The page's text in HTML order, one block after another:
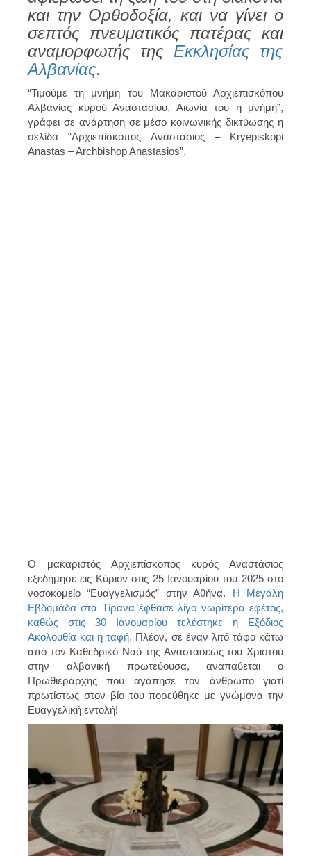
και την Ορθοδοξία, και να γίνει ο
σεπτός πνευματικός πατέρας και
αναμορφωτής της Εκκλησίας της
Αλβανίας.
“Τιμούμε τη μνήμη του Μακαριστού Αρχιεπισκόπου
Αλβανίας κυρού Αναστασίου. Αιωνία του η μνήμη”,
γράφει σε ανάρτηση σε μέσο κοινωνικής δικτύωσης η
σελίδα “Αρχιεπίσκοπος Αναστάσιος – Kryepiskopi
Anastas – Archbishop Anastasios”.
Ο μακαριστός Αρχιεπίσκοπος κυρός Αναστάσιος
εξεδήμησε εις Κύριον στις 25 Ιανουαρίου του 2025 στο
νοσοκομείο “Ευαγγελισμός” στην Αθήνα. Η Μεγάλη
Εβδομάδα στα Τίρανα έφθασε λίγο νωρίτερα εφέτος,
καθώς στις 30 Ιανουαρίου τελέστηκε η Εξόδιος
Ακολουθία και η ταφή. Πλέον, σε έναν λιτό τάφο κάτω
από τον Καθεδρικό Ναό της Αναστάσεως του Χριστού
στην αλβανική πρωτεύουσα, αναπαύεται ο
Πρωθιεράρχης που αγάπησε τον άνθρωπο γιατί
πρωτίστως στον βίο του πορεύθηκε με γνώμονα την
Ευαγγελική εντολή!